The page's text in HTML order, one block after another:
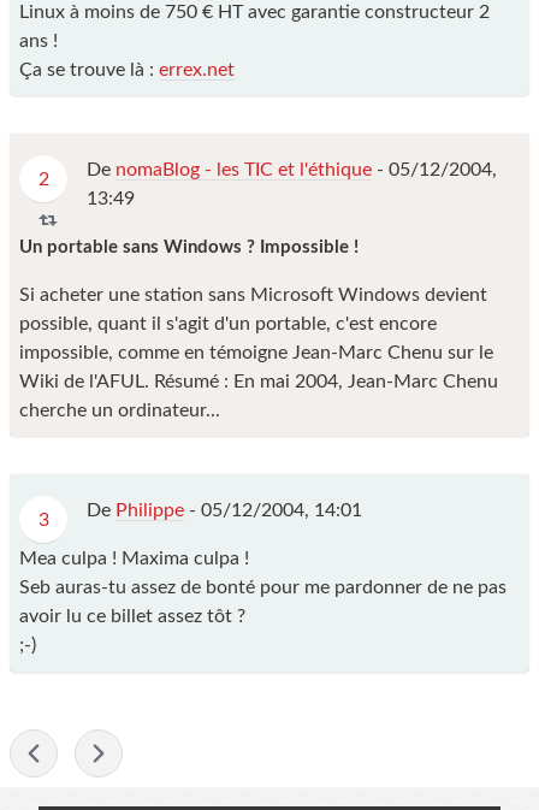
Linux à moins de 750 € HT avec garantie constructeur 2
ans !
Ça se trouve là : errex.net
2 De nomaBlog - les TIC et l'éthique - 05/12/2004,
13:49
Un portable sans Windows ? Impossible !
Si acheter une station sans Microsoft Windows devient
possible, quant il s'agit d'un portable, c'est encore
impossible, comme en témoigne Jean-Marc Chenu sur le
Wiki de l'AFUL. Résumé : En mai 2004, Jean-Marc Chenu
cherche un ordinateur...
3 De Philippe - 05/12/2004, 14:01
Mea culpa ! Maxima culpa !
Seb auras-tu assez de bonté pour me pardonner de ne pas
avoir lu ce billet assez tôt ?
;-)